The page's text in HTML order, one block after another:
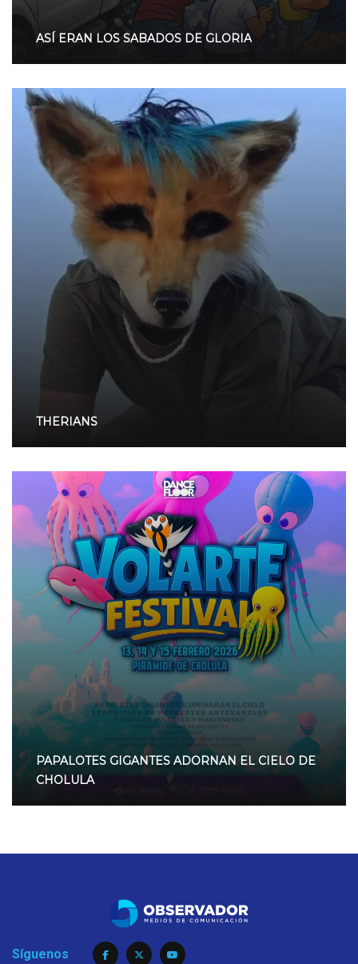
ASÍ ERAN LOS SABADOS DE GLORIA
THERIANS
PAPALOTES GIGANTES ADORNAN EL CIELO DE
CHOLULA
Síguenos